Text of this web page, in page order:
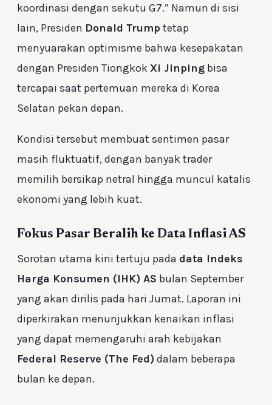
koordinasi dengan sekutu G7.” Namun di sisi
lain, Presiden Donald Trumptetap
menyuarakan optimisme bahwa kesepakatan
dengan Presiden TiongkokXi Jinping bisa
tercapai saat pertemuan mereka di Korea
Selatan pekan depan.
Kondisi tersebut membuat sentimen pasar
masih fluktuatif, dengan banyak trader
memilih bersikap netral hingga muncul katalis
ekonomi yang lebih kuat.
Fokus Pasar Beralih ke Data Inflasi AS
Sorotan utama kini tertuju pada data Indeks
Harga Konsumen (IHK) AS bulan September
yang akan dirilis pada hari Jumat. Laporan ini
diperkirakan menunjukkan kenaikan inflasi
yang dapat memengaruhi arah kebijakan
Federal Reserve (The Fed)dalam beberapa
bulan ke depan.